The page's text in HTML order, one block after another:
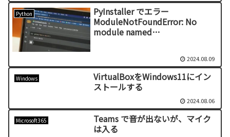
Python
PyInstaller でエラー
ModuleNotFoundError: No
module named
2024.08.09
Windows
VirtualBoxをWindows11にイン
ストールする
2024.08.06
Microsoft365
Teams で音が出ないが、マイク
は入る